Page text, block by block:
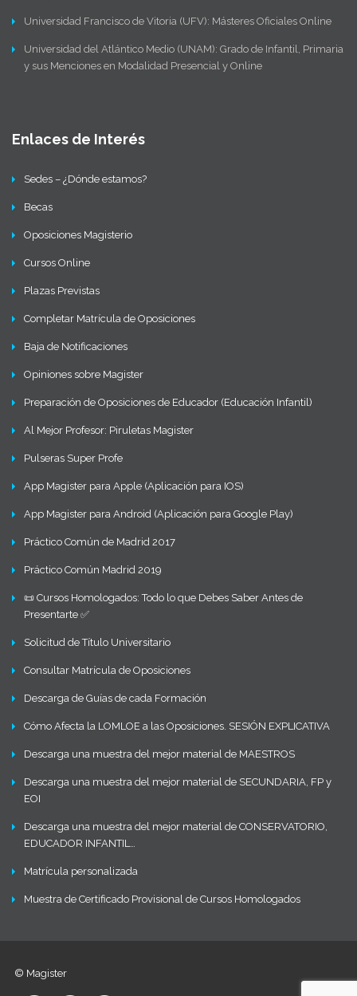
Universidad Francisco de Vitoria (UFV): Másteres Oficiales Online
Universidad del Atlántico Medio (UNAM): Grado de Infantil, Primaria
y sus Menciones en Modalidad Presencial y Online
Enlaces de Interés
Sedes – ¿Dónde estamos?
Becas
Oposiciones Magisterio
Cursos Online
Plazas Previstas
Completar Matrícula de Oposiciones
Baja de Notificaciones
Opiniones sobre Magister
Preparación de Oposiciones de Educador (Educación Infantil)
Al Mejor Profesor: Piruletas Magister
Pulseras Super Profe
App Magister para Apple (Aplicación para IOS)
App Magister para Android (Aplicación para Google Play)
Práctico Común de Madrid 2017
Práctico Común Madrid 2019
📜 Cursos Homologados: Todo lo que Debes Saber Antes de
Presentarte ✅
Solicitud de Título Universitario
Consultar Matrícula de Oposiciones
Descarga de Guías de cada Formación
Cómo Afecta la LOMLOE a las Oposiciones. SESIÓN EXPLICATIVA
Descarga una muestra del mejor material de MAESTROS
Descarga una muestra del mejor material de SECUNDARIA, FP y
EOI
Descarga una muestra del mejor material de CONSERVATORIO,
EDUCADOR INFANTIL…
Matrícula personalizada
Muestra de Certificado Provisional de Cursos Homologados
© Magister